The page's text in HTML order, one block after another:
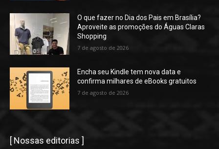
O que fazer no Dia dos Pais em Brasília?
Aproveite as promoções do Águas Claras
Shopping
7 de agosto de 2026
Encha seu Kindle tem nova data e
confirma milhares de eBooks gratuitos
7 de agosto de 2026
[ Nossas editorias ]